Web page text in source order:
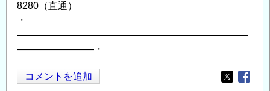
8280（直通）
・
――――――――――――――――――――――――
――――――――・
コメントを追加
Opens in